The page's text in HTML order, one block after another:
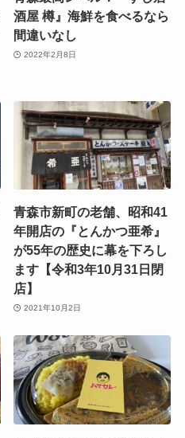
酒屋 樽』海鮮を食べるなら
間違いなし
2022年2月8日
青森市新町の老舗、昭和41
年開店の『とんかつ亜希』
が55年の歴史に幕を下ろし
ます【令和3年10月31日閉
店】
2021年10月2日